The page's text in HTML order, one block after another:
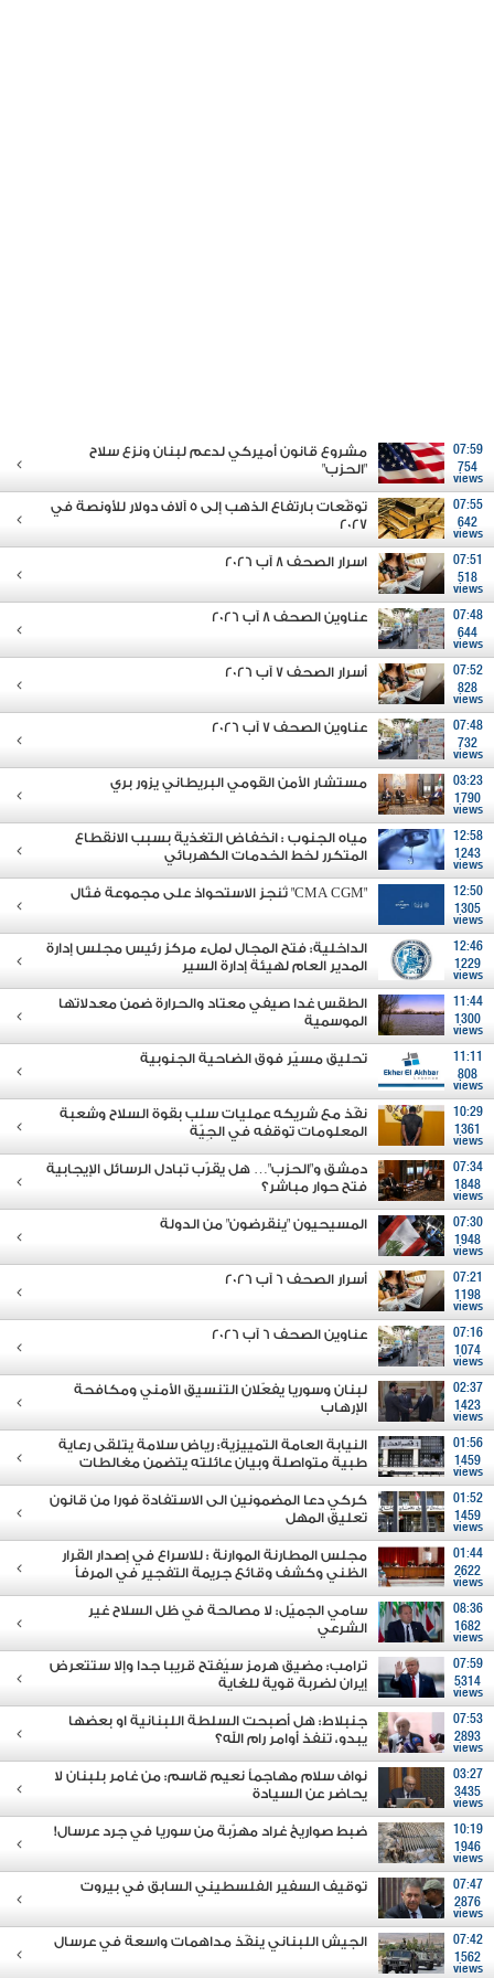
07:59
754
views
مشروع قانون أميركي لدعم لبنان ونزع سلاح
"الحزب"
07:55
642
views
توقّعات بارتفاع الذهب إلى 5 آلاف دولار للأونصة في
2027
07:51
518
views
اسرار الصحف 8 آب 2026
07:48
644
views
عناوين الصحف 8 آب 2026
07:52
828
views
أسرار الصحف 7 آب 2026
07:48
732
views
عناوين الصحف 7 آب 2026
03:23
1790
views
مستشار الأمن القومي البريطاني يزور بري
12:58
1243
views
مياه الجنوب : انخفاض التغذية بسبب الانقطاع
المتكرر لخط الخدمات الكهربائي
12:50
1305
views
"CMA CGM" تُنجز الاستحواذ على مجموعة فتّال
12:46
1229
views
الداخلية: فتح المجال لملء مركز رئيس مجلس إدارة
المدير العام لهيئة إدارة السير
11:44
1300
views
الطقس غدا صيفي معتاد والحرارة ضمن معدلاتها
الموسمية
11:11
808
views
تحليق مسيّر فوق الضاحية الجنوبية
10:29
1361
views
نفّذ مع شريكه عمليات سلب بقوة السلاح وشعبة
المعلومات توقفه في الجِيّة
07:34
1848
views
دمشق و"الحزب"… هل يقرّب تبادل الرسائل الإيجابية
فتح حوار مباشر؟
07:30
1948
views
المسيحيون "ينقرضون" من الدولة
07:21
1198
views
أسرار الصحف 6 آب 2026
07:16
1074
views
عناوين الصحف 6 آب 2026
02:37
1423
views
لبنان وسوريا يفعّلان التنسيق الأمني ومكافحة
الإرهاب
01:56
1459
views
النيابة العامة التمييزية: رياض سلامة يتلقى رعاية
طبية متواصلة وبيان عائلته يتضمن مغالطات
01:52
1459
views
كركي دعا المضمونين الى الاستفادة فورا من قانون
تعليق المهل
01:44
2622
views
مجلس المطارنة الموارنة : للاسراع في إصدار القرار
الظني وكشف وقائع جريمة التفجير في المرفأ
08:36
1682
views
سامي الجميّل: لا مصالحة في ظل السلاح غير
الشرعي
07:59
5314
views
ترامب: مضيق هرمز سيُفتح قريبا جدا وإلا ستتعرض
إيران لضربة قوية للغاية
07:53
2893
views
جنبلاط: هل أصبحت السلطة اللبنانية او بعضها
يبدو، تنفذ أوامر رام الله؟
03:27
3435
views
نواف سلام مهاجماً نعيم قاسم: من غامر بلبنان لا
يحاضر عن السيادة
10:19
1946
views
ضبط صواريخ غراد مهرّبة من سوريا في جرد عرسال!
07:47
2876
views
توقيف السفير الفلسطيني السابق في بيروت
07:42
1562
views
الجيش اللبناني ينفّذ مداهمات واسعة في عرسال